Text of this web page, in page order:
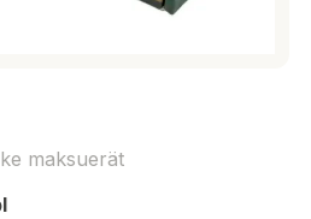
maksuerät